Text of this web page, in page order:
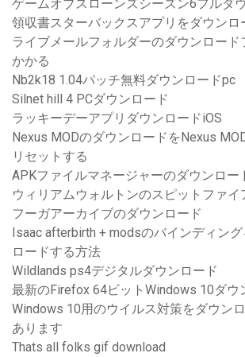
ゲームオブスローンズシーズン6フルダ
領収書スターバックスアプリをダウンロ
ライブメールフォルダーのダウンロー
かかる
Nb2k18 1.04パッチ無料ダウンロードpc
Silnet hill 4 PCダウンロード
ラッキーデーアプリダウンロードiOS
Nexus MODのダウンロードをNexus
リセットする
APKファイルマネージャーのダウンロー
ウィリアムウォルトンのスピットファイ
フーガアーカイブのダウンロード
Isaac afterbirth + modsのバインディン
ロードする方法
Wildlands ps4デジタルダウンロード
最新のFirefox 64ビットWindows 10ダウ
Windows 10用のウイルス対策をダウン
あります
Thats all folks gif download